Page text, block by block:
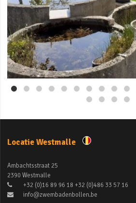
Mei 3
Locatie Westmalle
Ambachtsstraat 25
2390 Westmalle
+32 (0)16 89 96 18 +32 (0)486 33 57 16
info@zwembadenbollen.be